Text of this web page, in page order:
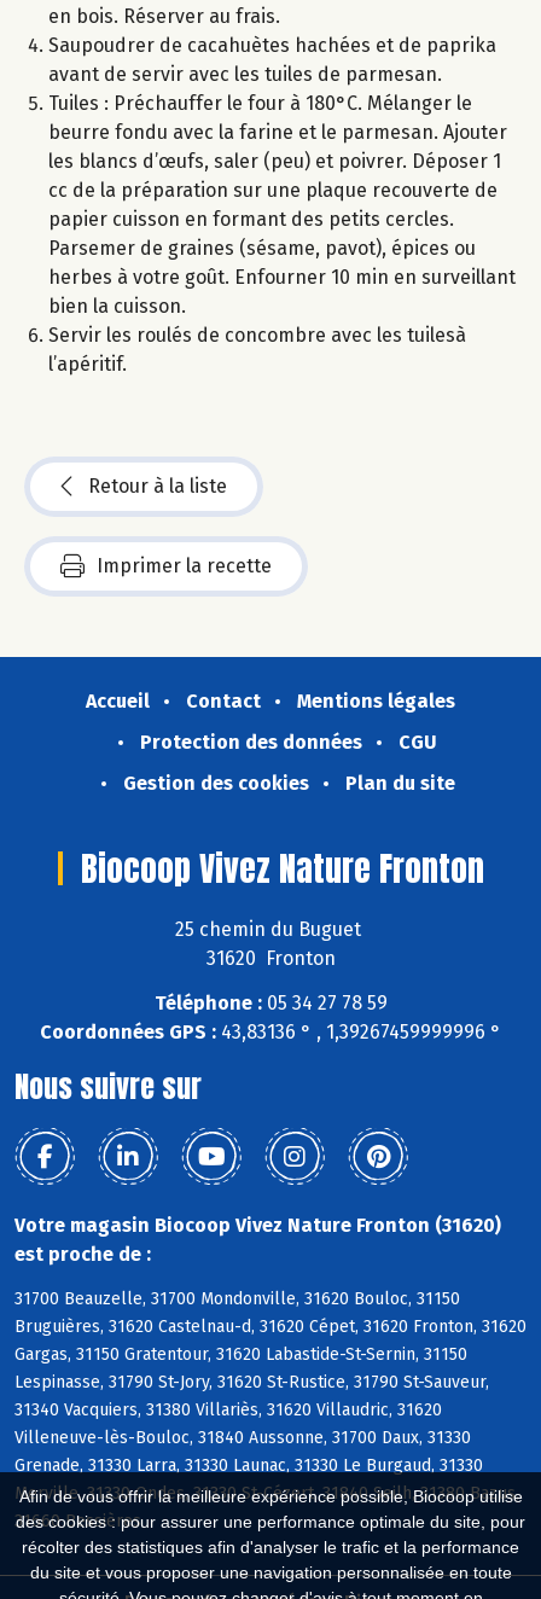
Afin de vous offrir la meilleure expérience possible, Biocoop utilise
des cookies : pour assurer une performance optimale du site, pour
récolter des statistiques afin d'analyser le trafic et la performance
du site et vous proposer une navigation personnalisée en toute
en bois. Réserver au frais.
Saupoudrer de cacahuètes hachées et de paprika
avant de servir avec les tuiles de parmesan.
Tuiles : Préchauffer le four à 180°C. Mélanger le
beurre fondu avec la farine et le parmesan. Ajouter
les blancs d’œufs, saler (peu) et poivrer. Déposer 1
cc de la préparation sur une plaque recouverte de
papier cuisson en formant des petits cercles.
Parsemer de graines (sésame, pavot), épices ou
herbes à votre goût. Enfourner 10 min en surveillant
bien la cuisson.
Servir les roulés de concombre avec les tuilesà
l’apéritif.
Retour à la liste
Imprimer la recette
Accueil Contact
Mentions légales
Protection des données
CGU
Gestion des cookies
Plan du site
Biocoop Vivez Nature Fronton
25 chemin du Buguet
31620 Fronton
Téléphone :05 34 27 78 59
Coordonnées GPS : 43,83136 ° , 1,39267459999996 °
Nous suivre sur
Votre magasin Biocoop Vivez Nature Fronton (31620)
est proche de :
31700 Beauzelle, 31700 Mondonville, 31620 Bouloc, 31150
Bruguières, 31620 Castelnau-d, 31620 Cépet, 31620 Fronton, 31620
Gargas, 31150 Gratentour, 31620 Labastide-St-Sernin, 31150
Lespinasse, 31790 St-Jory, 31620 St-Rustice, 31790 St-Sauveur,
31340 Vacquiers, 31380 Villariès, 31620 Villaudric, 31620
Villeneuve-lès-Bouloc, 31840 Aussonne, 31700 Daux, 31330
Grenade, 31330 Larra, 31330 Launac, 31330 Le Burgaud, 31330
Merville, 31330 Ondes, 31330 St-Cézert, 31840 Seilh, 31380 Bazus,
31660 Bessières